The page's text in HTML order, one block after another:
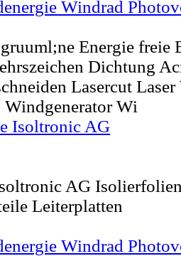
Windrad
Energie freie
Dichtung
Lasercut
Wi
Isoltronic AG
AG
Leiterplatten
Windrad